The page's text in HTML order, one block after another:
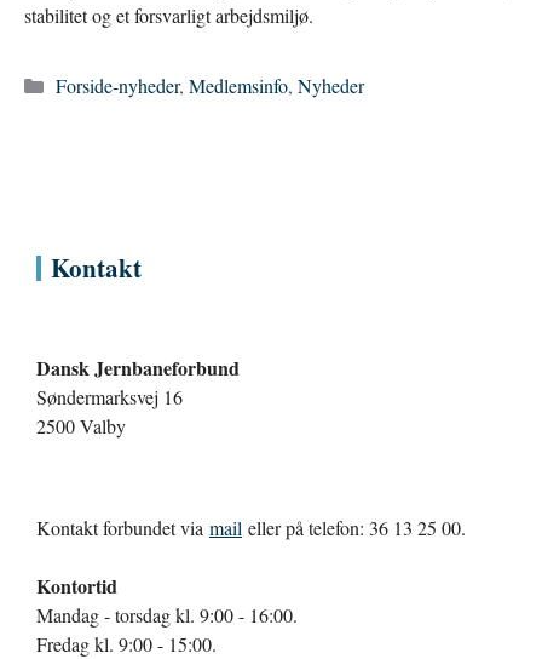
stabilitet og et forsvarligt arbejdsmiljø.
Kategorier
Forside-nyheder, Medlemsinfo, Nyheder
Kontakt
Dansk Jernbaneforbund
Søndermarksvej 16
2500 Valby
Kontakt forbundet via mail eller på telefon: 36 13 25 00.
Kontortid
Mandag - torsdag kl. 9:00 - 16:00.
Fredag kl. 9:00 - 15:00.